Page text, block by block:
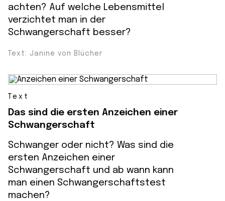
achten? Auf welche Lebensmittel
verzichtet man in der
Schwangerschaft besser?
Text: Janine von Blücher
Text
Das sind die ersten Anzeichen einer
Schwangerschaft
Schwanger oder nicht? Was sind die
ersten Anzeichen einer
Schwangerschaft und ab wann kann
man einen Schwangerschaftstest
machen?